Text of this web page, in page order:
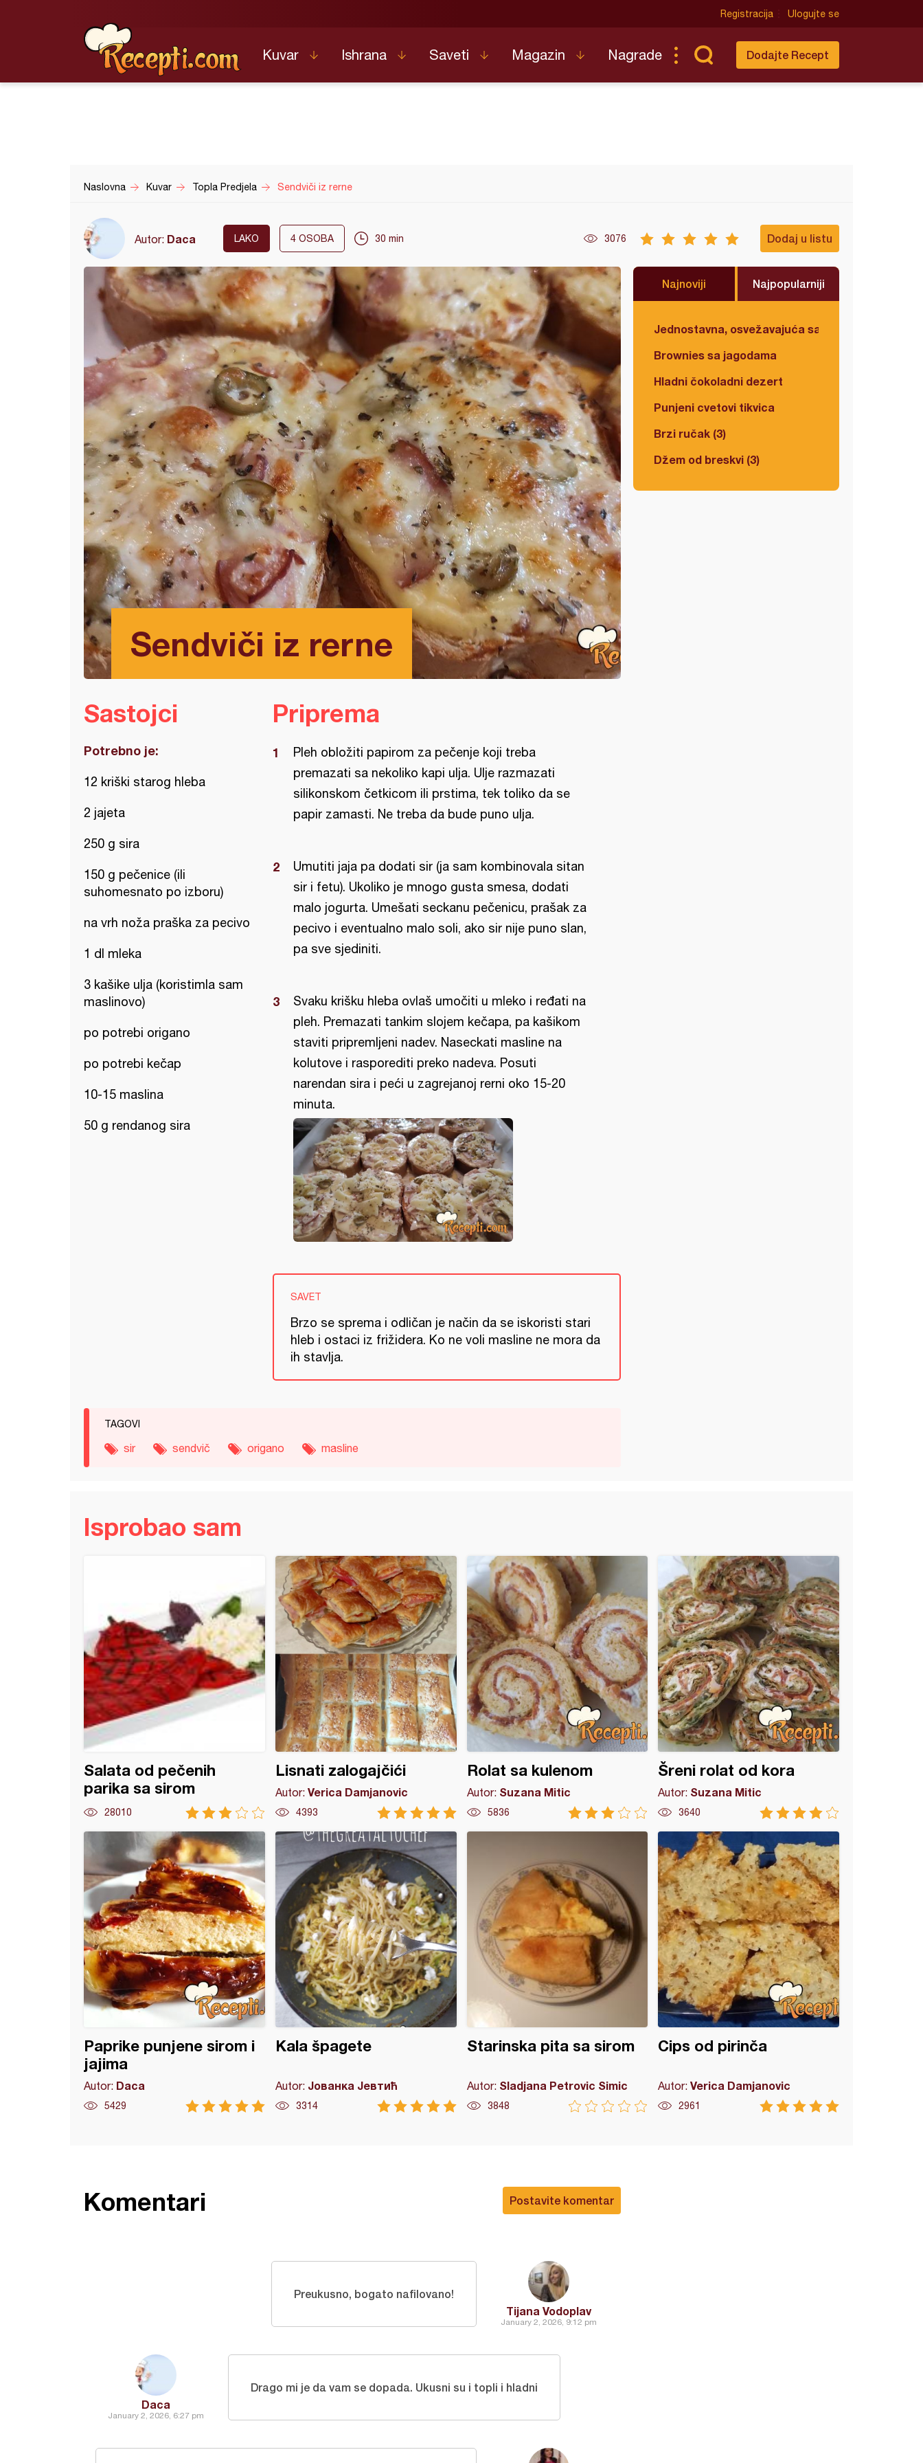
Registracija Ulogujte se
Kuvar Ishrana Saveti Magazin Nagrade Dodajte Recept
Naslovna Kuvar Topla Predjela Sendviči iz rerne
Autor: Daca LAKO 4 OSOBA 30 min 3076 Dodaj u listu
Sendviči iz rerne
Najnoviji Najpopularniji
Jednostavna, osvežavajuća salata
Brownies sa jagodama
Hladni čokoladni dezert
Punjeni cvetovi tikvica
Brzi ručak (3)
Džem od breskvi (3)
Sastojci
Potrebno je:
12 kriški starog hleba
2 jajeta
250 g sira
150 g pečenice (ili
suhomesnato po izboru)
na vrh noža praška za pecivo
1 dl mleka
3 kašike ulja (koristimla sam
maslinovo)
po potrebi origano
po potrebi kečap
10-15 maslina
50 g rendanog sira
Priprema
Pleh obložiti papirom za pečenje koji treba
premazati sa nekoliko kapi ulja. Ulje razmazati
silikonskom četkicom ili prstima, tek toliko da se
papir zamasti. Ne treba da bude puno ulja.
Umutiti jaja pa dodati sir (ja sam kombinovala sitan
sir i fetu). Ukoliko je mnogo gusta smesa, dodati
malo jogurta. Umešati seckanu pečenicu, prašak za
pecivo i eventualno malo soli, ako sir nije puno slan,
pa sve sjediniti.
Svaku krišku hleba ovlaš umočiti u mleko i ređati na
pleh. Premazati tankim slojem kečapa, pa kašikom
staviti pripremljeni nadev. Naseckati masline na
kolutove i rasporediti preko nadeva. Posuti
narendan sira i peći u zagrejanoj rerni oko 15-20
minuta.
SAVET
Brzo se sprema i odličan je način da se iskoristi stari
hleb i ostaci iz frižidera. Ko ne voli masline ne mora da
ih stavlja.
TAGOVI
sir sendvič origano masline
Isprobao sam
Salata od pečenih
parika sa sirom
28010
Lisnati zalogajčići
Autor: Verica Damjanovic
4393
Rolat sa kulenom
Autor: Suzana Mitic
5836
Šreni rolat od kora
Autor: Suzana Mitic
3640
Paprike punjene sirom i
jajima
Autor: Daca
5429
Kala špagete
Autor: Јованка Јевтић
3314
Starinska pita sa sirom
Autor: Sladjana Petrovic Simic
3848
Cips od pirinča
Autor:Verica Damjanovic
2961
Postavite komentar
Komentari
Tijana Vodoplav
January 2, 2026, 9:12 pm
Preukusno, bogato nafilovano!
Daca
January 2, 2026, 6:27 pm
Drago mi je da vam se dopada. Ukusni su i topli i hladni